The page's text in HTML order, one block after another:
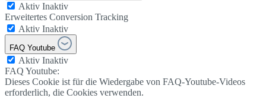
Aktiv Inaktiv
Erweitertes Conversion Tracking
Aktiv Inaktiv
FAQ Youtube
Aktiv Inaktiv
FAQ Youtube:
Dieses Cookie ist für die Wiedergabe von FAQ-Youtube-Videos
erforderlich, die Cookies verwenden.